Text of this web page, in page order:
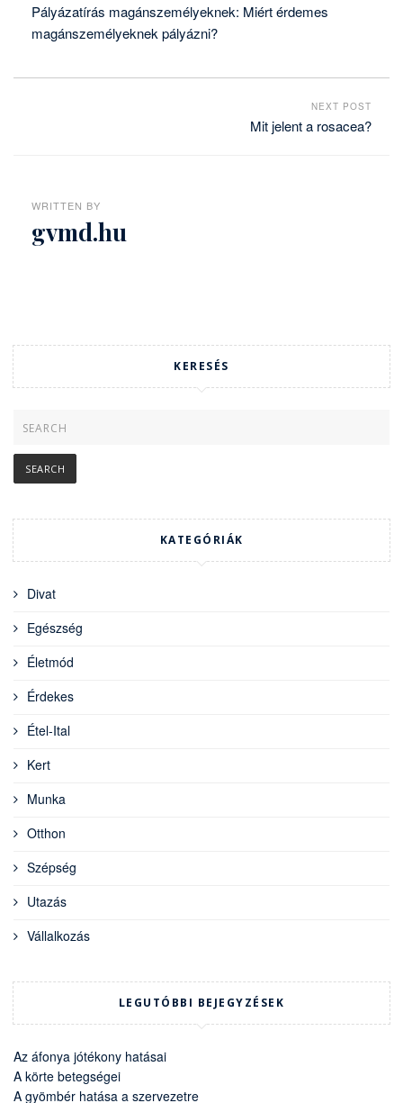
Pályázatírás magánszemélyeknek: Miért érdemes
magánszemélyeknek pályázni?
NEXT POST
Mit jelent a rosacea?
WRITTEN BY
gvmd.hu
KERESÉS
KATEGÓRIÁK
Divat
Egészség
Életmód
Érdekes
Étel-Ital
Kert
Munka
Otthon
Szépség
Utazás
Vállalkozás
LEGUTÓBBI BEJEGYZÉSEK
Az áfonya jótékony hatásai
A körte betegségei
A gyömbér hatása a szervezetre